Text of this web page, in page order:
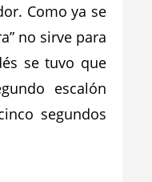
Como ya se
no sirve para
se tuvo que
escalón
segundos